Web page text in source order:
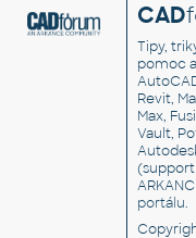
CAD
Tipy,
pomoc
Revit,
Max,
Vault,
portálu.